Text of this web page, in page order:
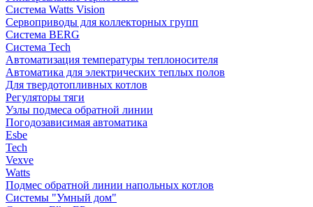
Система Watts Vision
Сервоприводы для коллекторных групп
Система BERG
Система Tech
Автоматизация температуры теплоносителя
Автоматика для электрических теплых полов
Для твердотопливных котлов
Регуляторы тяги
Узлы подмеса обратной линии
Погодозависимая автоматика
Esbe
Tech
Vexve
Watts
Подмес обратной линии напольных котлов
Системы "Умный дом"